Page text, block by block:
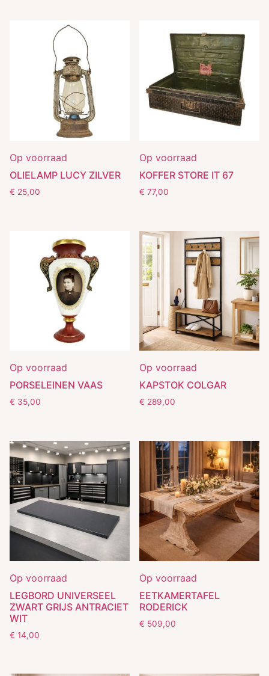
Op voorraad
OLIELAMP LUCY ZILVER
€ 25,00
Op voorraad
KOFFER STORE IT 67
€ 77,00
Op voorraad
PORSELEINEN VAAS
€ 35,00
Op voorraad
KAPSTOK COLGAR
€ 289,00
Op voorraad
LEGBORD UNIVERSEEL
ZWART GRIJS ANTRACIET
WIT
€ 14,00
Op voorraad
EETKAMERTAFEL
RODERICK
€ 509,00